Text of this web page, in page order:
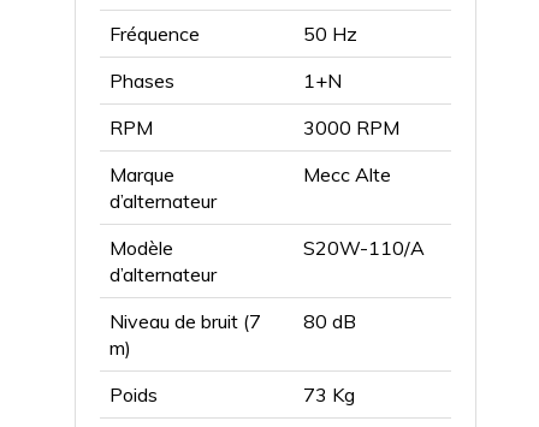
Fréquence
50 Hz
Phases
1+N
RPM
3000 RPM
Marque
d’alternateur
Mecc Alte
Modèle
d’alternateur
S20W-110/A
Niveau de bruit (7
m)
80 dB
Poids
73 Kg